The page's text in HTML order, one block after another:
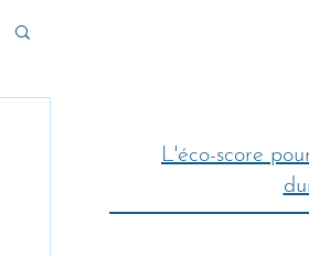
L'éco-score